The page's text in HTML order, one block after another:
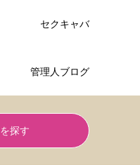
セクキャバ
管理人ブログ